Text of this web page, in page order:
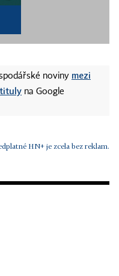
noviny mezi
na Google
HN+ je zcela bez reklam.